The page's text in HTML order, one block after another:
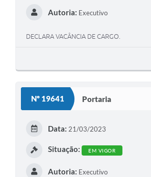
Autoria: Executivo
DECLARA VACÂNCIA DE CARGO.
Nº 19641 Portaria
Data: 21/03/2023
Situação: EM VIGOR
Autoria: Executivo